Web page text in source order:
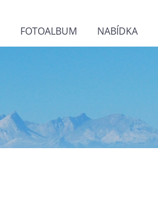
FOTOALBUM NABÍDKA